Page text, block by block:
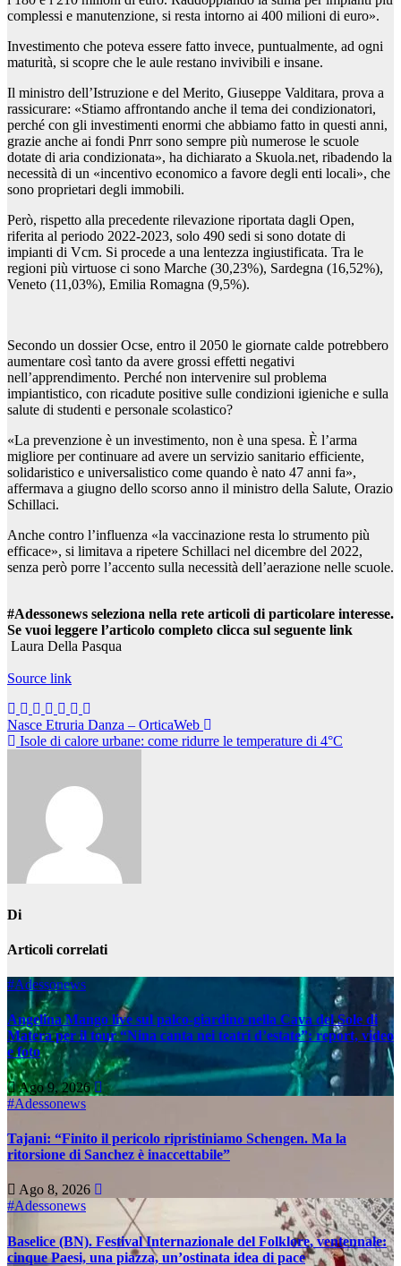
complessi e manutenzione, si resta intorno ai 400 milioni di euro».
Investimento che poteva essere fatto invece, puntualmente, ad ogni
maturità, si scopre che le aule restano invivibili e insane.
Il ministro dell’Istruzione e del Merito, Giuseppe Valditara, prova a
rassicurare: «Stiamo affrontando anche il tema dei condizionatori,
perché con gli investimenti enormi che abbiamo fatto in questi anni,
grazie anche ai fondi Pnrr sono sempre più numerose le scuole
dotate di aria condizionata», ha dichiarato a Skuola.net, ribadendo la
necessità di un «incentivo economico a favore degli enti locali», che
sono proprietari degli immobili.
Però, rispetto alla precedente rilevazione riportata dagli Open,
riferita al periodo 2022-2023, solo 490 sedi si sono dotate di
impianti di Vcm. Si procede a una lentezza ingiustificata. Tra le
regioni più virtuose ci sono Marche (30,23%), Sardegna (16,52%),
Veneto (11,03%), Emilia Romagna (9,5%).
Secondo un dossier Ocse, entro il 2050 le giornate calde potrebbero
aumentare così tanto da avere grossi effetti negativi
nell’apprendimento. Perché non intervenire sul problema
impiantistico, con ricadute positive sulle condizioni igieniche e sulla
salute di studenti e personale scolastico?
«La prevenzione è un investimento, non è una spesa. È l’arma
migliore per continuare ad avere un servizio sanitario efficiente,
solidaristico e universalistico come quando è nato 47 anni fa»,
affermava a giugno dello scorso anno il ministro della Salute, Orazio
Schillaci.
Anche contro l’influenza «la vaccinazione resta lo strumento più
efficace», si limitava a ripetere Schillaci nel dicembre del 2022,
senza però porre l’accento sulla necessità dell’aerazione nelle scuole.
#Adessonews seleziona nella rete articoli di particolare interesse.
Se vuoi leggere l’articolo completo clicca sul seguente link
Laura Della Pasqua
Source link
Navigazione
articoli
Nasce Etruria Danza – OrticaWeb
Isole di calore urbane: come ridurre le temperature di 4°C
Di
Articoli correlati
#Adessonews
Angelina Mango live sul palco-giardino nella Cava del Sole di
Matera per il tour “Nina canta nei teatri d’estate”: report, video
e foto
Ago 9, 2026
#Adessonews
Tajani: “Finito il pericolo ripristiniamo Schengen. Ma la
ritorsione di Sanchez è inaccettabile”
Ago 8, 2026
#Adessonews
Baselice (BN). Festival Internazionale del Folklore, ventennale:
cinque Paesi, una piazza, un’ostinata idea di pace